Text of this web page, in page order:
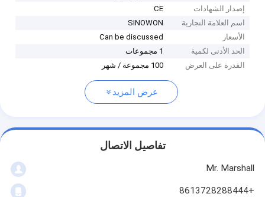
إصدار الشهادات
CE
اسم العلامة التجارية
SINOWON
الأسعار
Can be discussed
الحد الأدنى لكمية
1 مجموعات
القدرة على العرض
100 مجموعة / شهر
عرض المزيد
تفاصيل الاتصال
Mr. Marshall
+8613728288444